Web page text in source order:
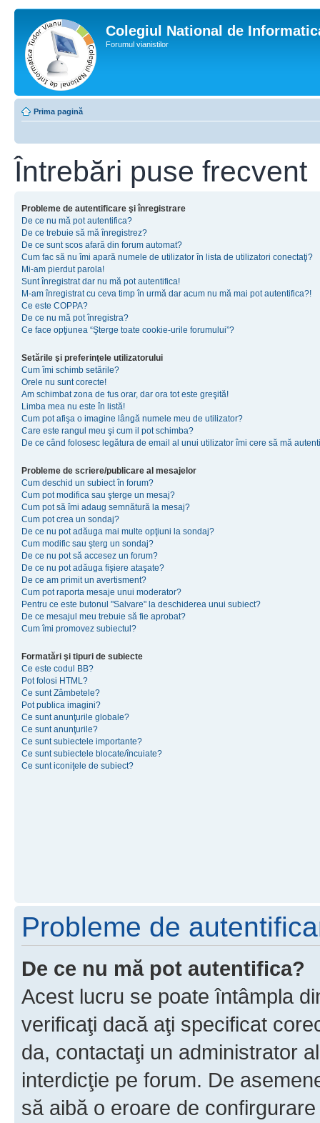
Colegiul National de
Forumul vianistilor
Prima pagină
Întrebări puse frecvent
Probleme de autentificare şi înregistrare
De ce nu mă pot autentifica?
De ce trebuie să mă înregistrez?
De ce sunt scos afară din forum automat?
Cum fac să nu îmi apară numele de utilizator în lista de utilizatori conectaţi?
Mi-am pierdut parola!
Sunt înregistrat dar nu mă pot autentifica!
M-am înregistrat cu ceva timp în urmă dar acum nu mă mai pot autentifica?!
Ce este COPPA?
De ce nu mă pot înregistra?
Ce face opţiunea “Şterge toate cookie-urile forumului”?
Setările şi preferinţele utilizatorului
Cum îmi schimb setările?
Orele nu sunt corecte!
Am schimbat zona de fus orar, dar ora tot este greşită!
Limba mea nu este în listă!
Cum pot afişa o imagine lângă numele meu de utilizator?
Care este rangul meu şi cum il pot schimba?
De ce când folosesc legătura de email al unui utilizator îmi cere să mă
Probleme de scriere/publicare al mesajelor
Cum deschid un subiect în forum?
Cum pot modifica sau şterge un mesaj?
Cum pot să îmi adaug semnătură la mesaj?
Cum pot crea un sondaj?
De ce nu pot adăuga mai multe opţiuni la sondaj?
Cum modific sau şterg un sondaj?
De ce nu pot să accesez un forum?
De ce nu pot adăuga fişiere ataşate?
De ce am primit un avertisment?
Cum pot raporta mesaje unui moderator?
Pentru ce este butonul "Salvare" la deschiderea unui subiect?
De ce mesajul meu trebuie să fie aprobat?
Cum îmi promovez subiectul?
Formatări şi tipuri de subiecte
Ce este codul BB?
Pot folosi HTML?
Ce sunt Zâmbetele?
Pot publica imagini?
Ce sunt anunţurile globale?
Ce sunt anunţurile?
Ce sunt subiectele importante?
Ce sunt subiectele blocate/încuiate?
Ce sunt iconiţele de subiect?
Probleme de
De ce nu mă pot autentifica?
Acest lucru se poate întâmpla
verificaţi dacă aţi specificat
da, contactaţi un administrator
interdicţie pe forum. De
să aibă o eroare de